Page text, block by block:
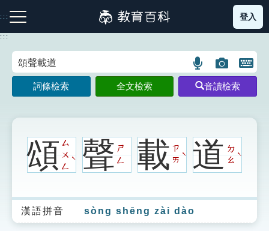
到
主
:::
注音索引圖示 筆畫索引圖示 部首索引表圖示
生字詞彙表
登入
:::
語
言
搜
示
圖
片
搜
示
開
鍵
圖
詞條檢索 全文檢索 音讀檢索
頌ㄙ
ㄨ
ㄥ
ˋ 聲ㄕ
ㄥ
載ㄗ
ㄞ
ˋ 道ㄉ
ㄠ
ˋ
漢語拼音 sòng shēng zài dào